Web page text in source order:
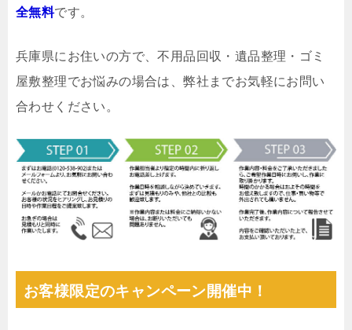
全無料です。
兵庫県にお住いの方で、不用品回収・遺品整理・ゴミ
屋敷整理でお悩みの場合は、弊社までお気軽にお問い
合わせください。
お客様限定のキャンペーン開催中！